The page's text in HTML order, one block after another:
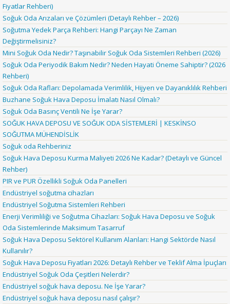
Fiyatlar Rehberi)
Soğuk Oda Arızaları ve Çözümleri (Detaylı Rehber – 2026)
Soğutma Yedek Parça Rehberi: Hangi Parçayı Ne Zaman
Değiştirmelisiniz?
Mini Soğuk Oda Nedir? Taşınabilir Soğuk Oda Sistemleri Rehberi (2026)
Soğuk Oda Periyodik Bakım Nedir? Neden Hayati Öneme Sahiptir? (2026
Rehberi)
Soğuk Oda Rafları: Depolamada Verimlilik, Hijyen ve Dayanıklılık Rehberi
Buzhane Soğuk Hava Deposu İmalatı Nasıl Olmalı?
Soğuk Oda Basınç Ventili Ne İşe Yarar?
SOĞUK HAVA DEPOSU VE SOĞUK ODA SİSTEMLERİ | KESKİNSO
SOĞUTMA MÜHENDİSLİK
Soğuk oda Rehberiniz
Soğuk Hava Deposu Kurma Maliyeti 2026 Ne Kadar? (Detaylı ve Güncel
Rehber)
PIR ve PUR Özellikli Soğuk Oda Panelleri
Endüstriyel soğutma cihazları
Endüstriyel Soğutma Sistemleri Rehberi
Enerji Verimliliği ve Soğutma Cihazları: Soğuk Hava Deposu ve Soğuk
Oda Sistemlerinde Maksimum Tasarruf
Soğuk Hava Deposu Sektörel Kullanım Alanları: Hangi Sektörde Nasıl
Kullanılır?
Soğuk Hava Deposu Fiyatları 2026: Detaylı Rehber ve Teklif Alma İpuçları
Endüstriyel Soğuk Oda Çeşitleri Nelerdir?
Endüstriyel soğuk hava deposu. Ne İşe Yarar?
Endüstriyel soğuk hava deposu nasıl çalışır?